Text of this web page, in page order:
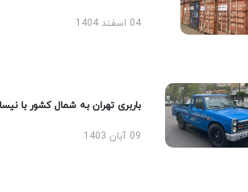
04 اسفند 1404
باربری تهران به شمال کشور با نیسان
09 آبان 1403